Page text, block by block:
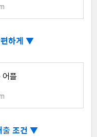
편하게 ▼
어플
출 조건 ▼